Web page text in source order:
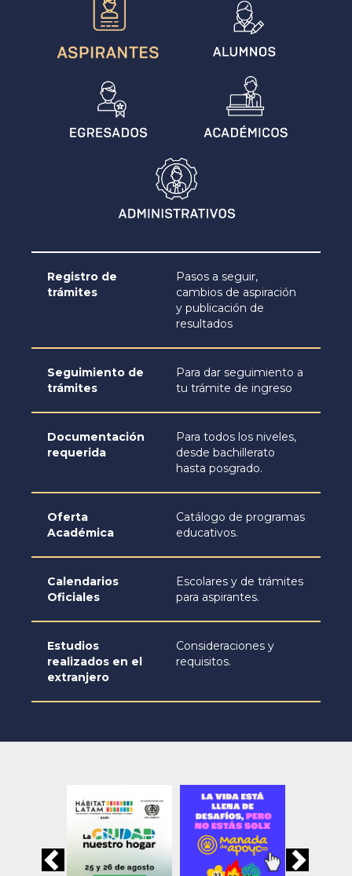
Registro de
trámites
Pasos a seguir,
cambios de aspiración
y publicación de
resultados
Seguimiento de
trámites
Para dar seguimiento a
tu trámite de ingreso
Documentación
requerida
Para todos los niveles,
desde bachillerato
hasta posgrado.
Oferta
Académica
Catálogo de programas
educativos.
Calendarios
Oficiales
Escolares y de trámites
para aspirantes.
Estudios
realizados en el
extranjero
Consideraciones y
requisitos.
Previous